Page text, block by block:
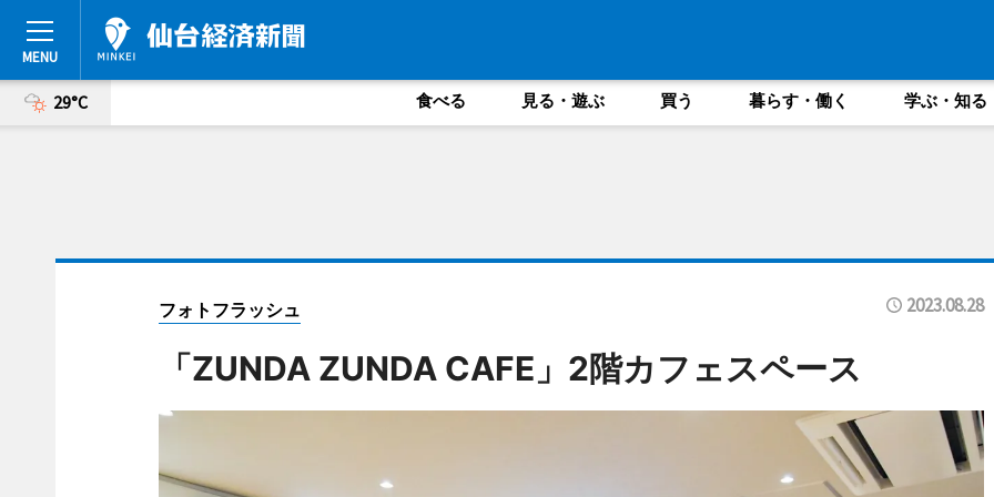
29°C 食べる 見る・遊ぶ 買う 暮らす・働く 学ぶ・知る
フォトフラッシュ 2023.08.28
「ZUNDA ZUNDA CAFE」2階カフェスペース